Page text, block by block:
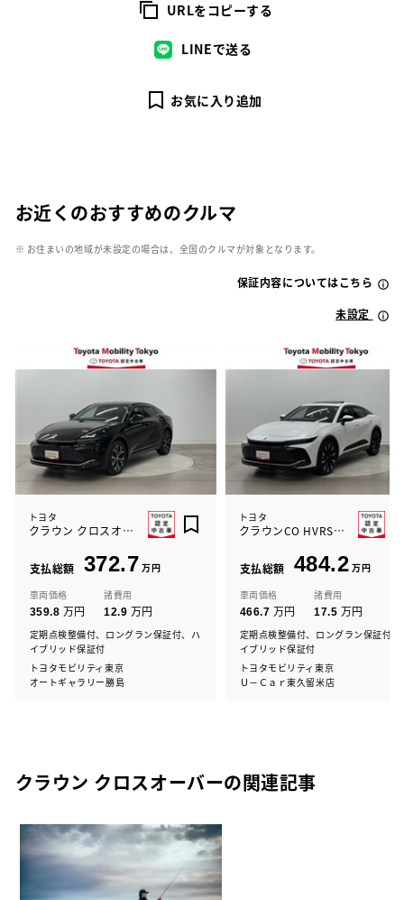
URLをコピーする
LINEで送る
お気に入り追加
お近くのおすすめのクルマ
※ お住まいの地域が未設定の場合は、全国のクルマが対象となります。
保証内容についてはこちら
未設定
トヨタ
クラウン クロスオーバー Gアドバ
支払総額 372.7 万円
車両価格
359.8 万円
諸費用
12.9 万円
定期点検整備付、ロングラン保証付、ハ
イブリッド保証付
トヨタモビリティ東京
オートギャラリー勝島
トヨタ
クラウンCO HVRSアドバンスド
支払総額 484.2 万円
車両価格
466.7 万円
諸費用
17.5 万円
定期点検整備付、ロングラン保証付、
イブリッド保証付
トヨタモビリティ東京
Ｕ－Ｃａｒ東久留米店
クラウン クロスオーバーの関連記事